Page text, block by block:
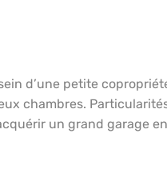
d’une petite
chambres.
un grand garage